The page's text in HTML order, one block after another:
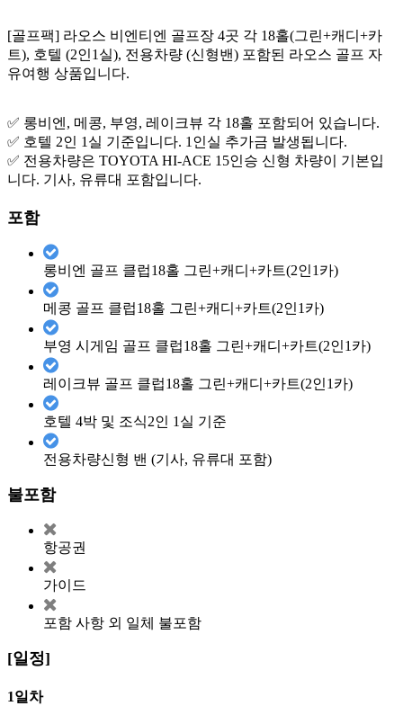
[골프팩] 라오스 비엔티엔 골프장 4곳 각 18홀(그린+캐디+카
트), 호텔 (2인1실), 전용차량 (신형밴) 포함된 라오스 골프 자
유여행 상품입니다.
✅ 롱비엔, 메콩, 부영, 레이크뷰 각 18홀 포함되어 있습니다.
✅ 호텔 2인 1실 기준입니다. 1인실 추가금 발생됩니다.
✅ 전용차량은 TOYOTA HI-ACE 15인승 신형 차량이 기본입
니다. 기사, 유류대 포함입니다.
포함
롱비엔 골프 클럽18홀 그린+캐디+카트(2인1카)
메콩 골프 클럽18홀 그린+캐디+카트(2인1카)
부영 시게임 골프 클럽18홀 그린+캐디+카트(2인1카)
레이크뷰 골프 클럽18홀 그린+캐디+카트(2인1카)
호텔 4박 및 조식2인 1실 기준
전용차량신형 밴 (기사, 유류대 포함)
불포함
항공권
가이드
포함 사항 외 일체 불포함
[일정]
1일차